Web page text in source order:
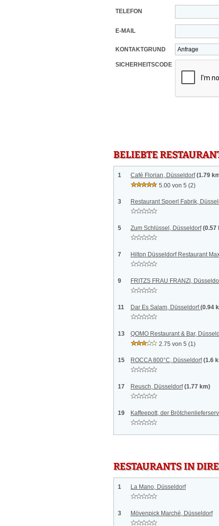
TELEFON
E-MAIL
KONTAKTGRUND
SICHERHEITSCODE
BELIEBTE
1 Café Florian, Düsseldorf (1.79
5.00 von 5 (2)
3 Restaurant Spoerl Fabrik,
5 Zum Schlüssel, Düsseldorf (0.57
7 Hilton Düsseldorf Restaurant
9 FRITZS FRAU FRANZI,
11 Dar Es Salam, Düsseldorf(0.94
13
QOMO Restaurant & Bar,
2.75 von 5 (1)
15 ROCCA 800°C, Düsseldorf (1.6
17 Reusch, Düsseldorf (1.77 km)
19 Kaffeepott, der
RESTAURANTS IN
1 La Mano, Düsseldorf
3 Mövenpick Marché, Düsseldorf